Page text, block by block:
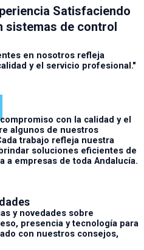
Satisfaciendo
sistemas de control
en nosotros refleja
y el servicio profesional."
con la calidad y el
algunos de nuestros
trabajo refleja nuestra
soluciones eficientes de
a empresas de toda Andalucía.
y novedades sobre
presencia y tecnología para
con nuestros consejos,